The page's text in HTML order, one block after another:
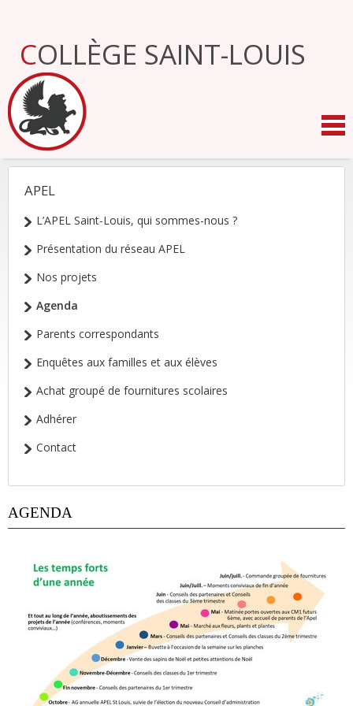
Aller
navigation
COLLÈGE SAINT-LOUIS
NAVIGATION
APEL
L’APEL Saint-Louis, qui sommes-nous ?
Présentation du réseau APEL
Nos projets
Agenda
Parents correspondants
Enquêtes aux familles et aux élèves
Achat groupé de fournitures scolaires
Adhérer
Contact
AGENDA